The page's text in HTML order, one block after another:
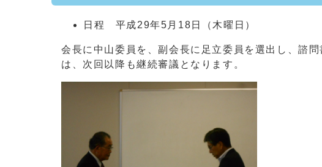
日程 平成29年5月18日（木曜日）
会長に中山委員を、副会長に足立委員を選出し、諮
は、次回以降も継続審議となります。